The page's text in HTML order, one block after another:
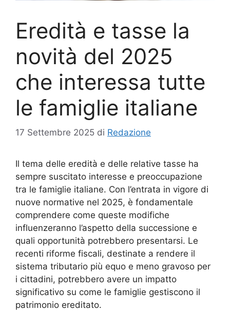
Eredità e tasse la
novità del 2025
che interessa tutte
le famiglie italiane
17 Settembre 2025 di Redazione
Il tema delle eredità e delle relative tasse ha
sempre suscitato interesse e preoccupazione
tra le famiglie italiane. Con l’entrata in vigore di
nuove normative nel 2025, è fondamentale
comprendere come queste modifiche
influenzeranno l’aspetto della successione e
quali opportunità potrebbero presentarsi. Le
recenti riforme fiscali, destinate a rendere il
sistema tributario più equo e meno gravoso per
i cittadini, potrebbero avere un impatto
significativo su come le famiglie gestiscono il
patrimonio ereditato.